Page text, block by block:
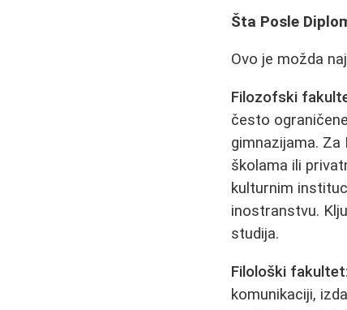
Šta Posle
Ovo je možda
Filozofski
često
gimnazijama.
školama ili
kulturnim
inostranstvu.
studija.
Filološki fakultet:
komunikaciji,